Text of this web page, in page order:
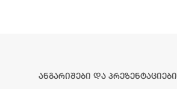
ანგარიშები და პრეზენტაციები